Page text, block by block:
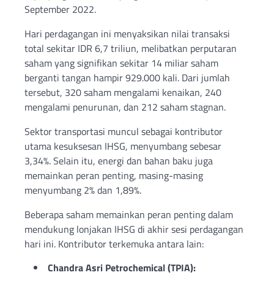
September 2022.
Hari perdagangan ini menyaksikan nilai transaksi
total sekitar IDR 6,7 triliun, melibatkan perputaran
saham yang signifikan sekitar 14 miliar saham
berganti tangan hampir 929.000 kali. Dari jumlah
tersebut, 320 saham mengalami kenaikan, 240
mengalami penurunan, dan 212 saham stagnan.
Sektor transportasi muncul sebagai kontributor
utama kesuksesan IHSG, menyumbang sebesar
3,34%. Selain itu, energi dan bahan baku juga
memainkan peran penting, masing-masing
menyumbang 2% dan 1,89%.
Beberapa saham memainkan peran penting dalam
mendukung lonjakan IHSG di akhir sesi perdagangan
hari ini. Kontributor terkemuka antara lain:
Chandra Asri Petrochemical (TPIA):